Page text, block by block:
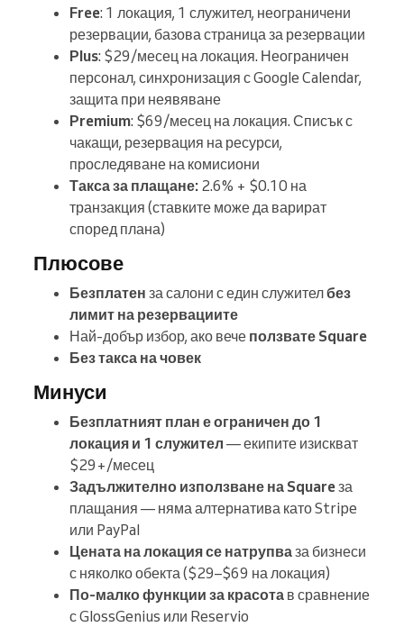
Free: 1 локация, 1 служител, неограничени
резервации, базова страница за резервации
Plus: $29/месец на локация. Неограничен
персонал, синхронизация с Google Calendar,
защита при неявяване
Premium: $69/месец на локация. Списък с
чакащи, резервация на ресурси,
проследяване на комисиони
Такса за плащане: 2.6% + $0.10 на
транзакция (ставките може да варират
според плана)
Плюсове
Безплатен за салони с един служителбез
лимит на резервациите
Най-добър избор, ако вече ползвате Square
Без такса на човек
Минуси
Безплатният план е ограничен до 1
локация и 1 служител — екипите изискват
$29+/месец
Задължително използване на Squareза
плащания — няма алтернатива като Stripe
или PayPal
Цената на локация се натрупваза бизнеси
с няколко обекта ($29–$69 на локация)
По-малко функции за красота в сравнение
с GlossGenius или Reservio